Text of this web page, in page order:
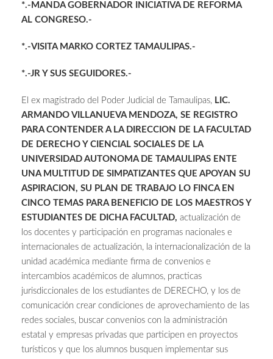
*.-MANDA GOBERNADOR INICIATIVA DE REFORMA
AL CONGRESO.-
*.-VISITA MARKO CORTEZ TAMAULIPAS.-
*.-JR Y SUS SEGUIDORES.-
El ex magistrado del Poder Judicial de Tamaulipas, LIC.
ARMANDO VILLANUEVA MENDOZA, SE REGISTRO
PARA CONTENDER A LA DIRECCION DE LA FACULTAD
DE DERECHO Y CIENCIAL SOCIALES DE LA
UNIVERSIDAD AUTONOMA DE TAMAULIPAS ENTE
UNA MULTITUD DE SIMPATIZANTES QUE APOYAN SU
ASPIRACION, SU PLAN DE TRABAJO LO FINCA EN
CINCO TEMAS PARA BENEFICIO DE LOS MAESTROS Y
ESTUDIANTES DE DICHA FACULTAD, actualización de
los docentes y participación en programas nacionales e
internacionales de actualización, la internacionalización de la
unidad académica mediante firma de convenios e
intercambios académicos de alumnos, practicas
jurisdiccionales de los estudiantes de DERECHO, y los de
comunicación crear condiciones de aprovechamiento de las
redes sociales, buscar convenios con la administración
estatal y empresas privadas que participen en proyectos
turísticos y que los alumnos busquen implementar sus